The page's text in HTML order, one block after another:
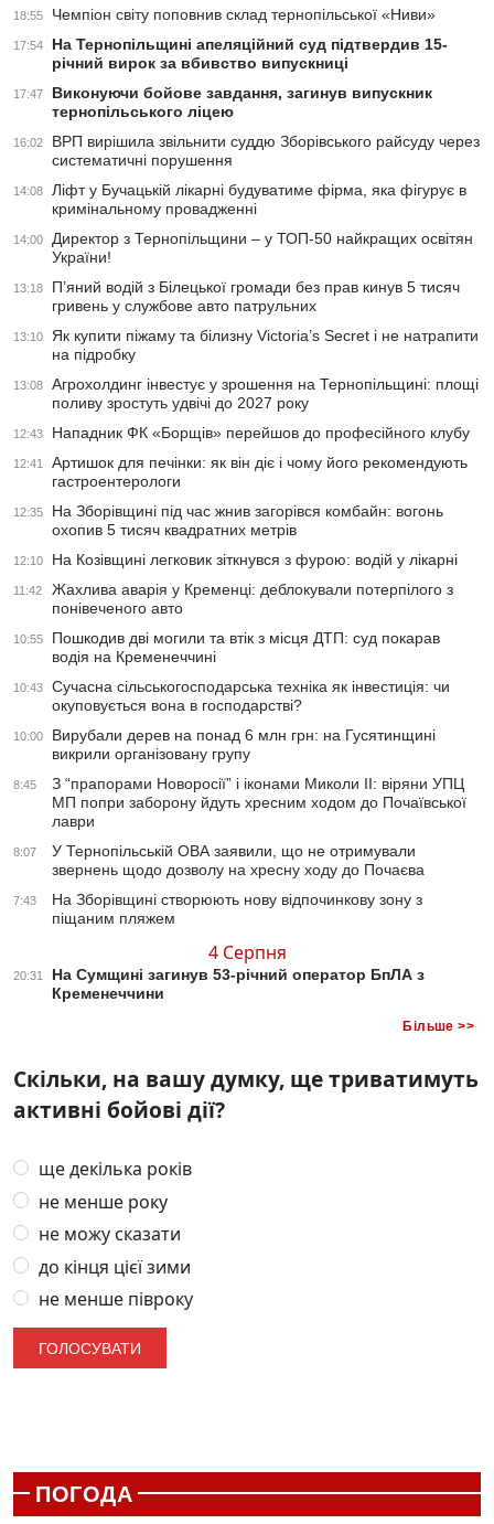
18:55 Чемпіон світу поповнив склад тернопільської «Ниви»
17:54
На Тернопільщині апеляційний суд підтвердив 15-
річний вирок за вбивство випускниці
17:47
Виконуючи бойове завдання, загинув випускник
тернопільського ліцею
16:02
ВРП вирішила звільнити суддю Зборівського райсуду через
систематичні порушення
14:08
Ліфт у Бучацькій лікарні будуватиме фірма, яка фігурує в
кримінальному провадженні
14:00
Директор з Тернопільщини – у ТОП-50 найкращих освітян
України!
13:18
П’яний водій з Білецької громади без прав кинув 5 тисяч
гривень у службове авто патрульних
13:10
Як купити піжаму та білизну Victoria’s Secret і не натрапити
на підробку
13:08
Агрохолдинг інвестує у зрошення на Тернопільщині: площі
поливу зростуть удвічі до 2027 року
12:43 Нападник ФК «Борщів» перейшов до професійного клубу
12:41
Артишок для печінки: як він діє і чому його рекомендують
гастроентерологи
12:35
На Зборівщині під час жнив загорівся комбайн: вогонь
охопив 5 тисяч квадратних метрів
12:10 На Козівщині легковик зіткнувся з фурою: водій у лікарні
11:42
Жахлива аварія у Кременці: деблокували потерпілого з
понівеченого авто
10:55
Пошкодив дві могили та втік з місця ДТП: суд покарав
водія на Кременеччині
10:43
Сучасна сільськогосподарська техніка як інвестиція: чи
окуповується вона в господарстві?
10:00
Вирубали дерев на понад 6 млн грн: на Гусятинщині
викрили організовану групу
8:45
З “прапорами Новоросії” і іконами Миколи ІІ: віряни УПЦ
МП попри заборону йдуть хресним ходом до Почаївської
лаври
8:07
У Тернопільській ОВА заявили, що не отримували
звернень щодо дозволу на хресну ходу до Почаєва
7:43
На Зборівщині створюють нову відпочинкову зону з
піщаним пляжем
4 Серпня
20:31
На Сумщині загинув 53-річний оператор БпЛА з
Кременеччини
Більше >>
Скільки, на вашу думку, ще триватимуть
активні бойові дії?
ще декілька років
не менше року
не можу сказати
до кінця цієї зими
не менше півроку
ПОГОДА